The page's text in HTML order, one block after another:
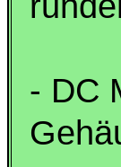
- DC